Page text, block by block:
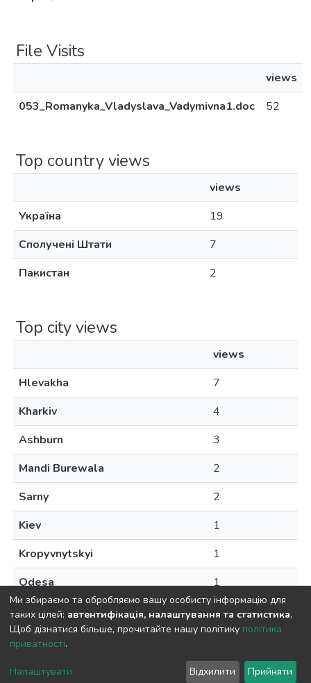
File Visits
views
053_Romanyka_Vladyslava_Vadymivna1.doc
52
Top country views
views
Україна
19
Сполучені Штати
7
Пакистан
2
Top city views
views
Hlevakha
7
Kharkiv
4
Ashburn
3
Mandi Burewala
2
Sarny
2
Kiev
1
Kropyvnytskyi
1
Odesa
1
Cookie
End User
Send
Ми збираємо та обробляємо вашу особисту інформацію для
таких цілей: автентифікація, налаштування та статистика.
Щоб дізнатися більше, прочитайте нашу політику політика
приватності.
Налаштувати Відхилити Прийняти